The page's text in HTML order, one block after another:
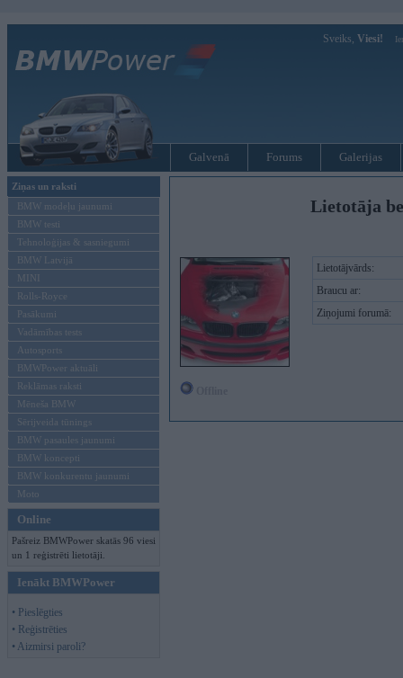
Sveiks, Viesi!
Galvenā Forums Galerijas
Ziņas un raksti
BMW modeļu jaunumi
BMW testi
Tehnoloģijas & sasniegumi
BMW Latvijā
MINI
Rolls-Royce
Pasākumi
Vadāmības tests
Autosports
BMWPower aktuāli
Reklāmas raksti
Mēneša BMW
Sērijveida tūnings
BMW pasaules jaunumi
BMW koncepti
BMW konkurentu jaunumi
Moto
Online
Pašreiz BMWPower skatās 96 viesi
un 1 reģistrēti lietotāji.
Ienākt BMWPower
• Pieslēgties
• Reģistrēties
• Aizmirsi paroli?
Lietotāja
Lietotājvārds:
Braucu ar:
Ziņojumi forumā: